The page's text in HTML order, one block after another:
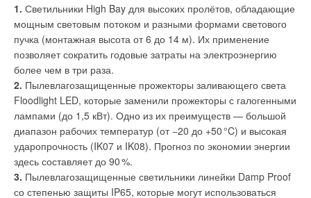
1. Светильники High Bay для высоких пролётов, обладающие
мощным световым потоком и разными формами светового
пучка (монтажная высота от 6 до 14 м). Их применение
позволяет сократить годовые затраты на электроэнергию
более чем в три раза.
2. Пылевлагозащищенные прожекторы заливающего света
Floodlight LED, которые заменили прожекторы с галогенными
лампами (до 1,5 кВт). Одно из их преимуществ — большой
диапазон рабочих температур (от −20 до +50°C) и высокая
ударопрочность (IK07 и IK08). Прогноз по экономии энергии
здесь составляет до 90%.
3. Пылевлагозащищенные светильники линейки Damp Proof
со степенью защиты IP65, которые могут использоваться